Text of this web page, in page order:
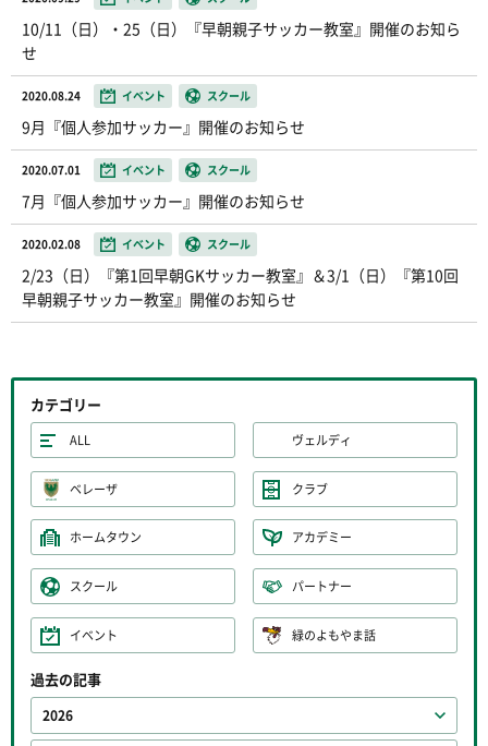
10/11（日）・25（日）『早朝親子サッカー教室』開催のお知ら
せ
2020.08.24 イベント スクール
9月『個人参加サッカー』開催のお知らせ
2020.07.01 イベント スクール
7月『個人参加サッカー』開催のお知らせ
2020.02.08 イベント スクール
2/23（日）『第1回早朝GKサッカー教室』＆3/1（日）『第10回
早朝親子サッカー教室』開催のお知らせ
カテゴリー
ALL ヴェルディ
ベレーザ クラブ
ホームタウン アカデミー
スクール パートナー
イベント 緑のよもやま話
過去の記事
2026